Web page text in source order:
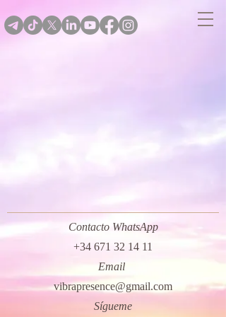
Contacto WhatsApp
+34 671 32 14 11
Email
vibrapresence@gmail.com
Sígueme